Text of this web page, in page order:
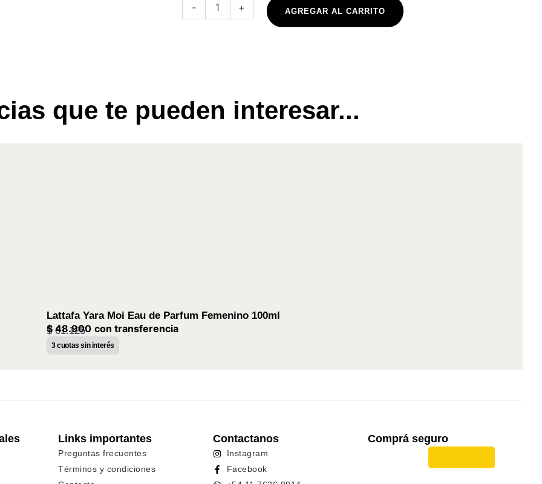
- + AGREGAR AL CARRITO
que te pueden interesar...
Lattafa Yara Moi Eau de Parfum Femenino 100ml
$61.125
$ 48.900 con transferencia
3 cuotas sin interés
Links importantes
Preguntas frecuentes
Términos y condiciones
Contactanos
Instagram
Facebook
Comprá seguro